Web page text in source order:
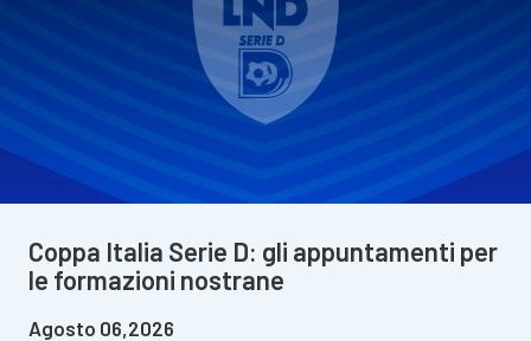
Coppa Italia Serie D: gli appuntamenti per
le formazioni nostrane
Agosto 06,2026